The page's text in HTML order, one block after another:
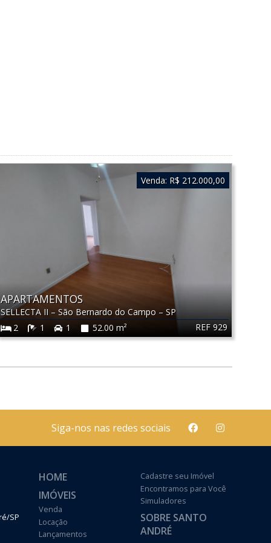
REF 929
APARTAMENTOS
SELLECTA II – São Bernardo do Campo – SP
2
1 1 52.00 m²
Venda: R$ 212.000,00
Siga-nos nas redes sociais
SP
HOME
IMÓVEIS
Venda
Locação
Lançamentos
Cadastre seu Imóvel
Encontramos para Você
Simuladores
SOBRE SANTO
ANDRÉ